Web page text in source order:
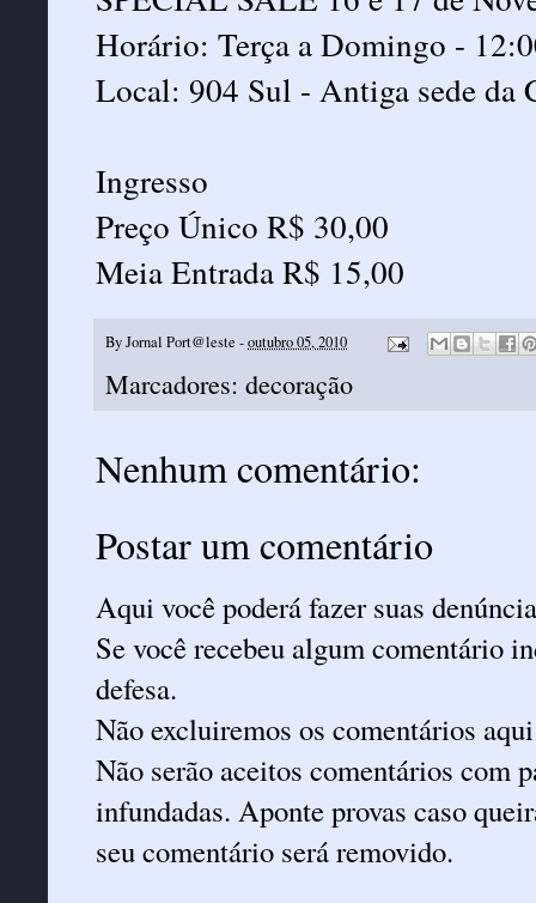
Horário: Terça a Domingo -
Local: 904 Sul - Antiga sede
Ingresso
Preço Único R$ 30,00
Meia Entrada R$ 15,00
ByJornal Port@leste -outubro 05, 2010
Marcadores: decoração
Nenhum comentário:
Postar um comentário
Aqui você poderá fazer suas
Se você recebeu algum comentário
defesa.
Não excluiremos os comentários
Não serão aceitos comentários com
infundadas. Aponte provas caso
seu comentário será removido.